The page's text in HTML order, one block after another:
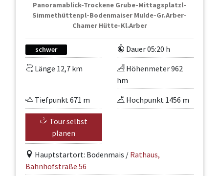
Panoramablick-Trockene Grube-Mittagsplatzl-
Simmethüttenpl-Bodenmaiser Mulde-Gr.Arber-
Chamer Hütte-Kl.Arber
schwer
Dauer 05:20 h
Länge 12,7 km
Höhenmeter 962
hm
Tiefpunkt 671 m
Hochpunkt 1456 m
Tour selbst
planen
Hauptstartort: Bodenmais / Rathaus,
Bahnhofstraße 56